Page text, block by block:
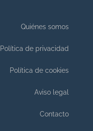
Quiénes somos
Política de privacidad
Política de cookies
Aviso legal
Contacto